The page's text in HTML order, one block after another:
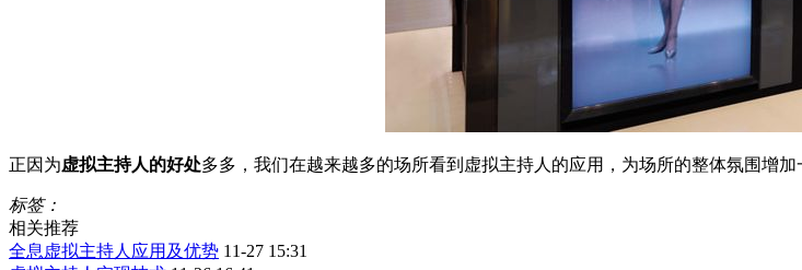
正因为虚拟主持人的好处多多，我们在越来越多的场所看到虚拟主持人的应用，为场所的整体氛围增加
标签：
相关推荐
全息虚拟主持人应用及优势 11-27 15:31